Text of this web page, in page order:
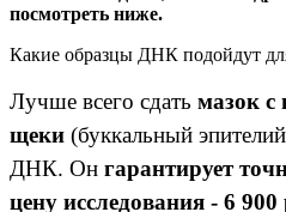
посмотреть ниже.
Какие образцы ДНК подойдут
Лучше всего сдать мазок с
щеки (буккальный
ДНК. Он гарантирует
цену исследования - 6 900